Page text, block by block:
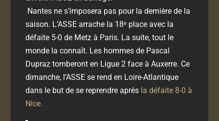
Nantes ne s’imposera pas pour la dernière de la
saison. L’ASSE arrache la 18ᵉ place avec la
défaite 5-0 de Metz à Paris. La suite, tout le
monde la connaît. Les hommes de Pascal
Dupraz tomberont en Ligue 2 face à Auxerre. Ce
dimanche, l’ASSE se rend en Loire-Atlantique
dans le but de se reprendre après la défaite 8-0 à
Nice.